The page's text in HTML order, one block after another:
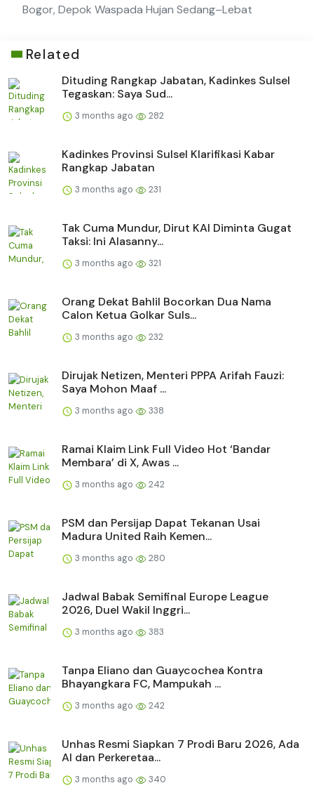
Bogor, Depok Waspada Hujan Sedang–Lebat
Related
Dituding Rangkap Jabatan, Kadinkes Sulsel
Tegaskan: Saya Sud...
3 months ago 282
Kadinkes Provinsi Sulsel Klarifikasi Kabar
Rangkap Jabatan
3 months ago 231
Tak Cuma Mundur, Dirut KAI Diminta Gugat
Taksi: Ini Alasanny...
3 months ago 321
Orang Dekat Bahlil Bocorkan Dua Nama
Calon Ketua Golkar Suls...
3 months ago 232
Dirujak Netizen, Menteri PPPA Arifah Fauzi:
Saya Mohon Maaf ...
3 months ago 338
Ramai Klaim Link Full Video Hot ‘Bandar
Membara’ di X, Awas ...
3 months ago 242
PSM dan Persijap Dapat Tekanan Usai
Madura United Raih Kemen...
3 months ago 280
Jadwal Babak Semifinal Europe League
2026, Duel Wakil Inggri...
3 months ago 383
Tanpa Eliano dan Guaycochea Kontra
Bhayangkara FC, Mampukah ...
3 months ago 242
Unhas Resmi Siapkan 7 Prodi Baru 2026, Ada
AI dan Perkeretaa...
3 months ago 340